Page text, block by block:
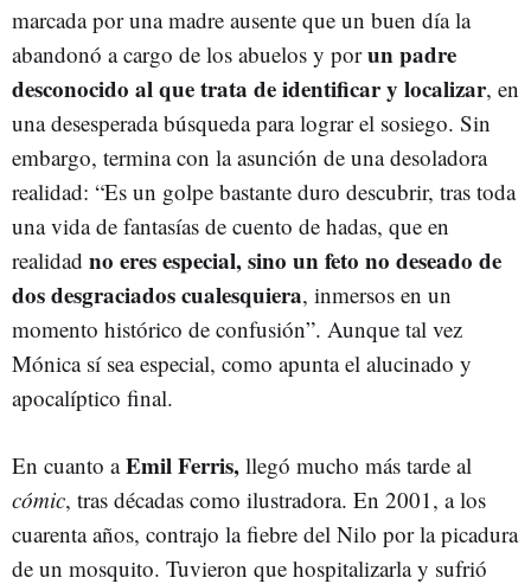
marcada por una madre ausente que un buen día la
abandonó a cargo de los abuelos y porun padre
desconocido al que trata de identificar y localizar, en
una desesperada búsqueda para lograr el sosiego. Sin
embargo, termina con la asunción de una desoladora
realidad: “Es un golpe bastante duro descubrir, tras toda
una vida de fantasías de cuento de hadas, que en
realidad no eres especial, sino un feto no deseado de
dos desgraciados cualesquiera, inmersos en un
momento histórico de confusión”. Aunque tal vez
Mónica sí sea especial, como apunta el alucinado y
apocalíptico final.
En cuanto aEmil Ferris, llegó mucho más tarde al
cómic, tras décadas como ilustradora. En 2001, a los
cuarenta años, contrajo la fiebre del Nilo por la picadura
de un mosquito. Tuvieron que hospitalizarla y sufrió